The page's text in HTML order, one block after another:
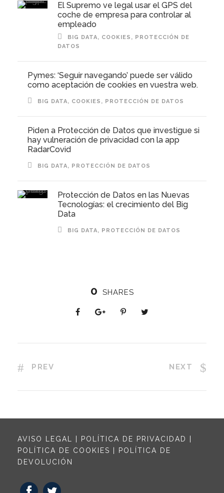
El Supremo ve legal usar el GPS del
coche de empresa para controlar al
empleado
BIG DATA, COOKIES , PROTECCIÓN DE
DATOS
Pymes: ‘Seguir navegando’ puede ser válido
como aceptación de cookies en vuestra web.
BIG DATA, COOKIES , PROTECCIÓN DE DATOS
Piden a Protección de Datos que investigue si
hay vulneración de privacidad con la app
RadarCovid
BIG DATA, PROTECCIÓN DE DATOS
Protección de Datos en las Nuevas
Tecnologías: el crecimiento del Big
Data
BIG DATA, PROTECCIÓN DE DATOS
0 SHARES
PREV NEXT
AVISO LEGAL POLÍTICA DE PRIVACIDAD
POLÍTICA DE COOKIES
POLÍTICA DE
DEVOLUCIÓN